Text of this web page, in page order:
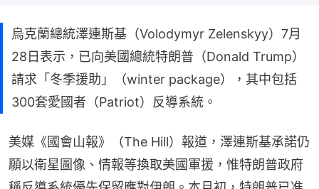
烏克蘭總統澤連斯基（Volodymyr Zelenskyy）7月
28日表示，已向美國總統特朗普（Donald Trump）
請求「冬季援助」（winter package），其中包括
300套愛國者（Patriot）反導系統。
美媒《國會山報》（The Hill）報道，澤連斯基承諾仍
願以衛星圖像、情報等換取美國軍援，惟特朗普政府